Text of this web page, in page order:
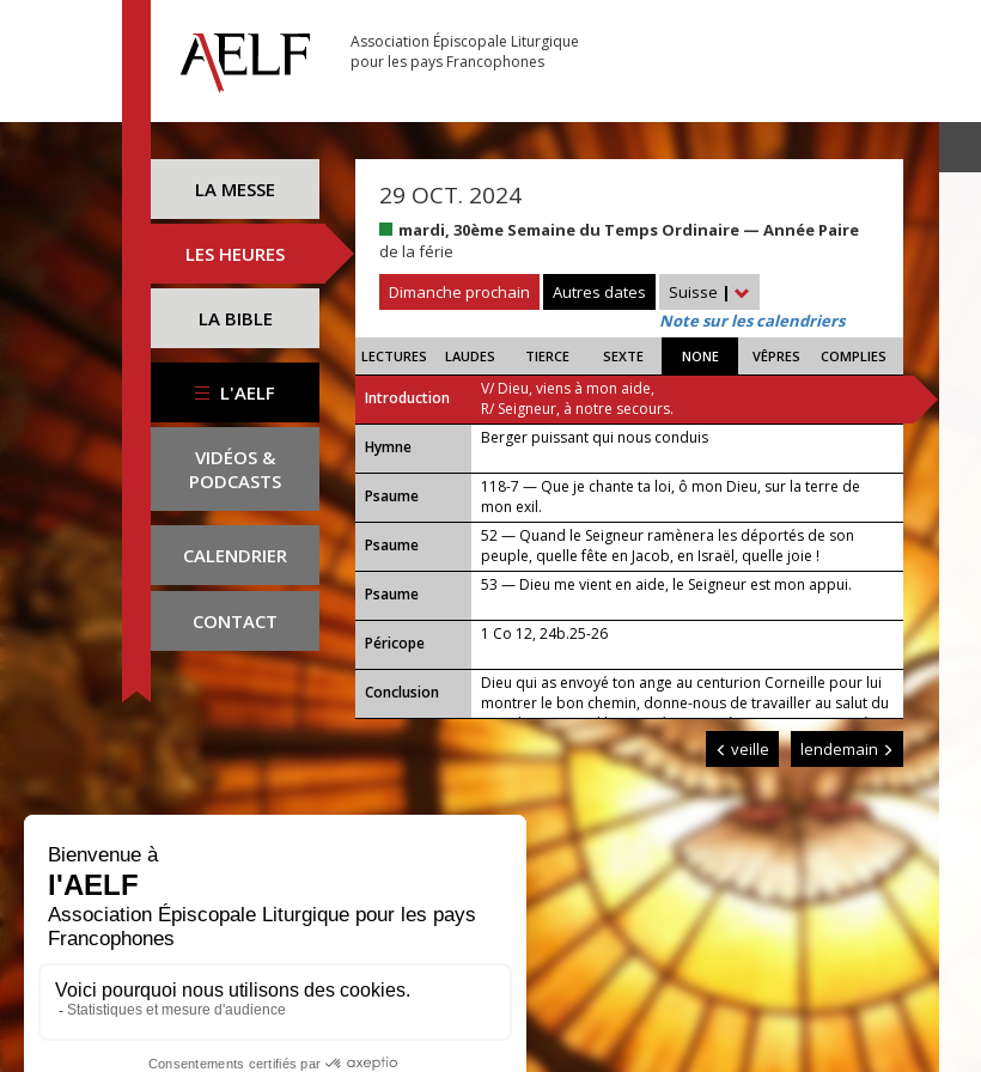
Association Épiscopale Liturgique
pour les pays Francophones
LA MESSE
LES HEURES
LA BIBLE
L'AELF
VIDÉOS &
PODCASTS
CALENDRIER
CONTACT
29 OCT. 2024
mardi, 30ème Semaine du Temps Ordinaire — Année Paire
de la férie
Dimanche prochain
Autres dates Suisse |
Note sur les calendriers
LECTURES LAUDES TIERCE SEXTE NONE VÊPRES COMPLIES
Introduction
V/ Dieu, viens à mon aide,
R/ Seigneur, à notre secours.
...
Hymne Berger puissant qui nous conduis
Psaume
118-7 — Que je chante ta loi, ô mon Dieu, sur la terre de
mon exil.
Psaume
52 — Quand le Seigneur ramènera les déportés de son
peuple, quelle fête en Jacob, en Israël, quelle joie !
Psaume
53 — Dieu me vient en aide, le Seigneur est mon appui.
Péricope 1 Co 12, 24b.25-26
Conclusion
Dieu qui as envoyé ton ange au centurion Corneille pour lui
montrer le bon chemin, donne-nous de travailler au salut du
monde : qu'avec l'humanité tout entière, en communion à
ton Église, nous parvenions jusqu'à toi.veille lendemain